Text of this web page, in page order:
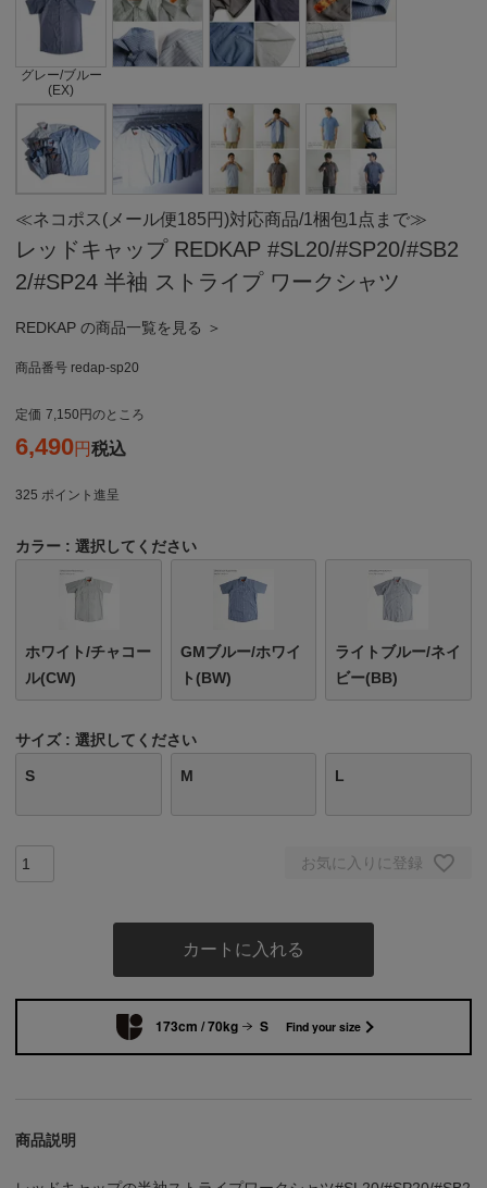
グレー/ブルー
(EX)
≪ネコポス(メール便185円)対応商品/1梱包1点まで≫
レッドキャップ REDKAP #SL20/#SP20/#SB2
2/#SP24 半袖 ストライプ ワークシャツ
REDKAP の商品一覧を見る ＞
商品番号 redap-sp20
定価 7,150 のところ
6,490 税込
325 ポイント進呈
カラー 選択してください
ホワイト/チャコー
ル(CW)
GMブルー/ホワイ
ト(BW)
ライトブルー/ネイ
ビー(BB)
サイズ 選択してください
S M L
お気に入りに登録
カートに入れる
173cm / 70kg S Find your size
商品説明